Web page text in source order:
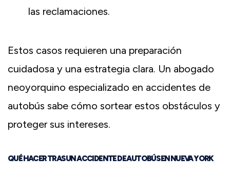
las reclamaciones.
Estos casos requieren una preparación
cuidadosa y una estrategia clara. Un abogado
neoyorquino especializado en accidentes de
autobús sabe cómo sortear estos obstáculos y
proteger sus intereses.
QUÉ HACER TRAS UN ACCIDENTE DE AUTOBÚS EN NUEVA YORK